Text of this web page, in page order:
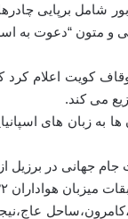
و متون “دعوت به
می کند.
ها به زبان های
برزیل از روز ۱۲ ژوئن آغاز شده و تا ۱۳ جولای ادامه
فوتبال بین المللی است که شش تیم از کشورهای اسلامی نیز در آن حضور دارند.
،کامرون،ساحل